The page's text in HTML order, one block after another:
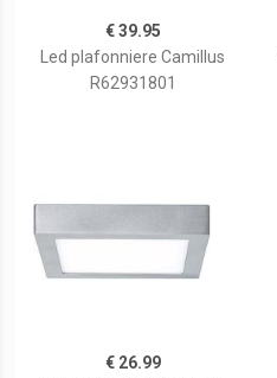
€ 39.95
Led plafonniere Camillus
R62931801
€ 26.99